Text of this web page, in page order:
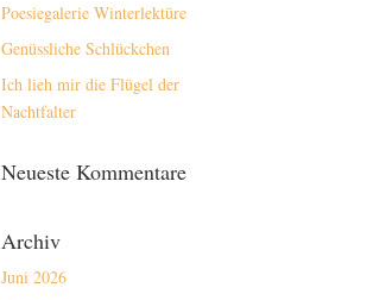
Poesiegalerie Winterlektüre
Genüssliche Schlückchen
Ich lieh mir die Flügel der
Nachtfalter
Neueste Kommentare
Archiv
Juni 2026